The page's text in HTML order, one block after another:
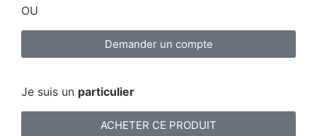
OU
Demander un compte
Je suis un particulier
ACHETER CE PRODUIT